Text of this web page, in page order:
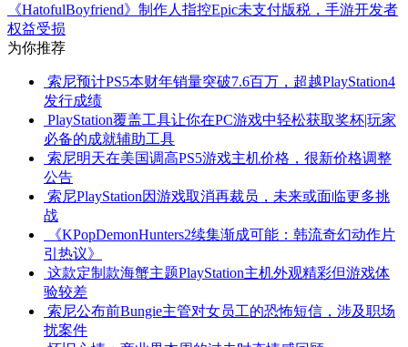
《HatofulBoyfriend》制作人指控Epic未支付版税，手游开发者
权益受损
为你推荐
索尼预计PS5本财年销量突破7.6百万，超越PlayStation4
发行成绩
PlayStation覆盖工具让你在PC游戏中轻松获取奖杯|玩家
必备的成就辅助工具
索尼明天在美国调高PS5游戏主机价格，很新价格调整
公告
索尼PlayStation因游戏取消再裁员，未来或面临更多挑
战
《KPopDemonHunters2续集渐成可能：韩流奇幻动作片
引热议》
这款定制款海蟹主题PlayStation主机外观精彩但游戏体
验较差
索尼公布前Bungie主管对女员工的恐怖短信，涉及职场
扰案件